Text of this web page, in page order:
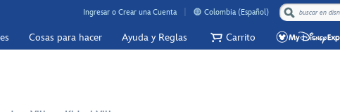
Ingresar o Crear una Cuenta Colombia (Español)
Cosas para hacer Ayuda y Reglas Carrito